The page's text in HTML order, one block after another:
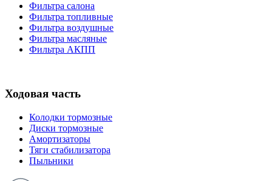
Фильтра салона
Фильтра топливные
Фильтра воздушные
Фильтра масляные
Фильтра АКПП
Ходовая часть
Колодки тормозные
Диски тормозные
Амортизаторы
Тяги стабилизатора
Пыльники